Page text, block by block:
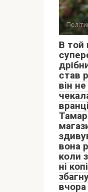
В той
став
він
вона
коли
ні